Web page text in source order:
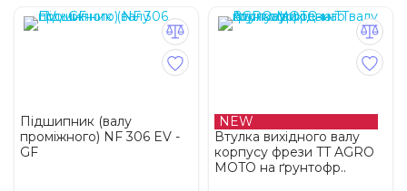
Підшипник (валу
проміжного) NF 306 EV -
GF
NEW
Втулка вихідного валу
корпусу фрези TT AGRO
MOTO на ґрунтофр..